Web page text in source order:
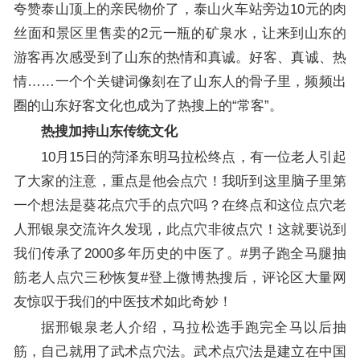
夸赞泰山顶上的亲民物价了，泰山火车站旁边10元的肉
丝面和景区里售卖的2元一瓶的矿泉水，让来到山东的
游客再次感受到了山东的热情和真诚。好客、真诚、热
情……一个个关键词像刻在了山东人的骨子里，频频出
圈的山东好客文化也成为了热搜上的“常客”。
热搜加持山东传统文化
10月15日的菏泽东明马拉松终点，有一位老人引起
了大家的注意，重点是他会点穴！我听到这里脑子里第
一个想法是葵花点穴手的点穴吗？在终点和这位点穴老
人邢银泉交流许久发现，此点穴非彼点穴！这就要说到
我们传承了2000多年历史的中医了。#男子跑全马腿抽
筋老人点穴三秒恢复#登上微博热搜后，评论区大量网
友惊叹于我们的中医技术如此奇妙！
据邢银泉老人介绍，马拉松选手跑完全马以后抽
筋，自己就用了武术点穴法。武术点穴法是建立在中国